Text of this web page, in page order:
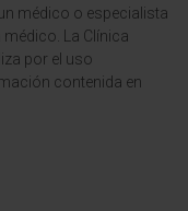
médico o especialista
La Clínica
por el uso
contenida en